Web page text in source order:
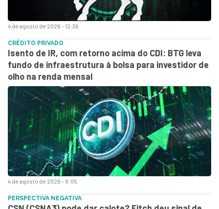
4 de agosto de 2026 - 12:36
4 de agosto de 2026 - 9:05
CRÉDITO PRIVADO
Isento de IR, com retorno acima do CDI: BTG leva
fundo de infraestrutura à bolsa para investidor de
olho na renda mensal
PERSPECTIVA NEGATIVA